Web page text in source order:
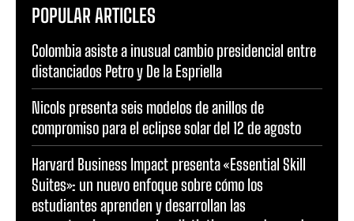
POPULAR ARTICLES
Colombia asiste a inusual cambio presidencial entre
distanciados Petro y De la Espriella
Nicols presenta seis modelos de anillos de
compromiso para el eclipse solar del 12 de agosto
Harvard Business Impact presenta «Essential Skill
Suites»: un nuevo enfoque sobre cómo los
estudiantes aprenden y desarrollan las